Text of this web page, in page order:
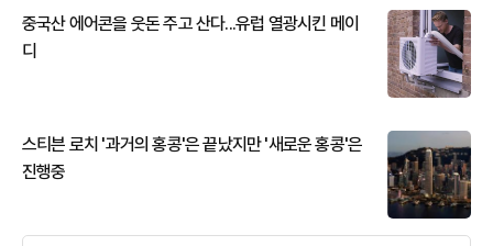
중국산 에어콘을 웃돈 주고 산다...유럽 열광시킨 메이
디
스티븐 로치 '과거의 홍콩'은 끝났지만 '새로운 홍콩'은
진행중